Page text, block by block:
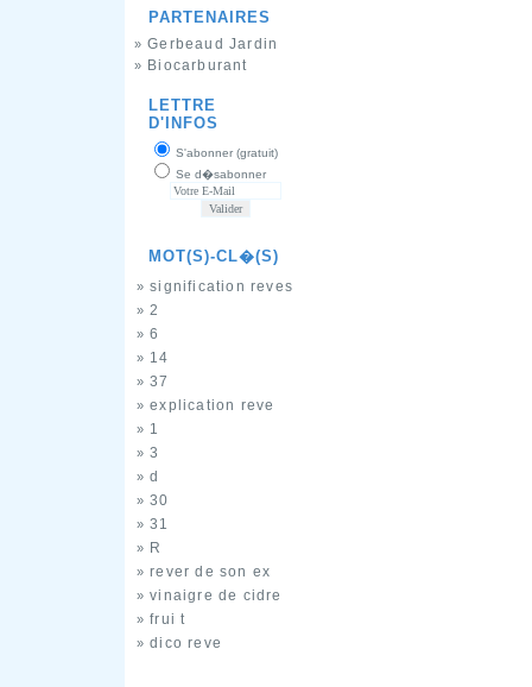
PARTENAIRES
» Gerbeaud Jardin
» Biocarburant
LETTRE
D'INFOS
S'abonner (gratuit)
Se d�sabonner
MOT(S)-CL�(S)
» signification reves
» 2
» 6
» 14
» 37
» explication reve
» 1
» 3
» d
» 30
» 31
» R
» rever de son ex
» vinaigre de cidre
» frui t
» dico reve